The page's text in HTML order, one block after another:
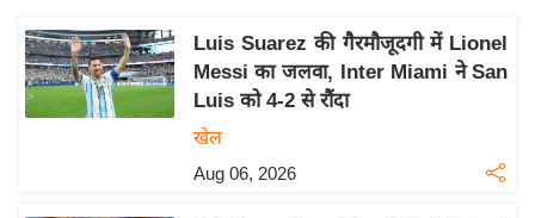
र्रा
ष्ट्री
य
Luis Suarez की गैरमौजूदगी में Lionel
Messi का जलवा, Inter Miami ने San
Luis को 4-2 से रौंदा
खेल
Aug 06, 2026